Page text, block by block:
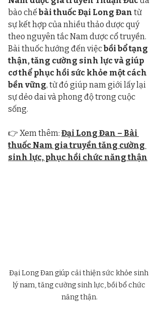
bào chế bài thuốc Đại Long Đan từ
sự kết hợp của nhiều thảo dược quý
theo nguyên tắc Nam dược cổ truyền.
Bài thuốc hướng đến việc bồi bổ tạng
thận, tăng cường sinh lực và giúp
cơ thể phục hồi sức khỏe một cách
bền vững, từ đó giúp nam giới lấy lại
sự dẻo dai và phong độ trong cuộc
sống.
👉 Xem thêm: Đại Long Đan – Bài
thuốc Nam gia truyền tăng cường
sinh lực, phục hồi chức năng thận
Đại Long Đan giúp cải thiện sức khỏe sinh
lý nam, tăng cường sinh lực, bồi bổ chức
năng thận.